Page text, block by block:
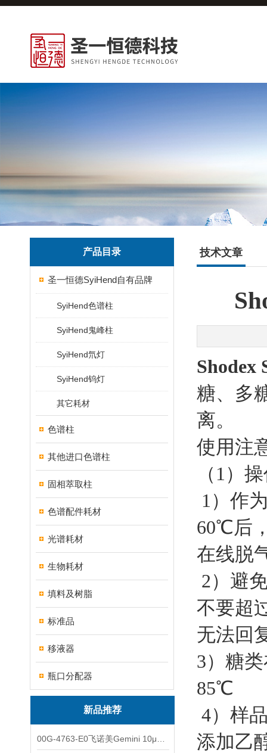
产品目录
圣一恒德SyiHend自有品牌
SyiHend色谱柱
SyiHend鬼峰柱
SyiHend氘灯
SyiHend钨灯
其它耗材
色谱柱
其他进口色谱柱
固相萃取柱
色谱配件耗材
光谱耗材
生物耗材
填料及树脂
标准品
移液器
瓶口分配器
新品推荐
技术文章
Shodex
糖、多
离。
使用注
（1）
1）作
60℃后
在线脱
2）避
不要超
无法回
3）糖
85℃
4）样
添加乙